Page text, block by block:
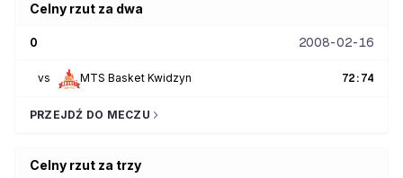
Celny rzut za dwa
0 2008-02-16
vs MTS Basket Kwidzyn 72 : 74
PRZEJDŹ DO MECZU
Celny rzut za trzy